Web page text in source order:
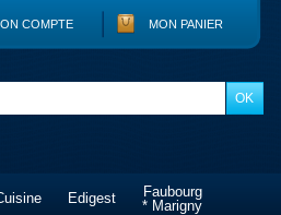
COMPTE MON PANIER
Edigest
Faubourg
* Marigny